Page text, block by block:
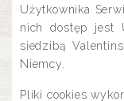
Użytkownika
nich dostęp jest
siedzibą
Niemcy.
Pliki cookies